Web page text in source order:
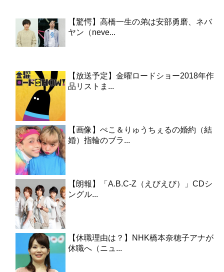
【驚愕】高橋一生の弟は安部勇磨、ネバ
ヤン（neve...
【放送予定】金曜ロードショー2018年作
品リストま...
【画像】ぺこ＆りゅうちぇるの婚約（結
婚）指輪のブラ...
【朗報】「A.B.C-Z（えびえび）」CDシ
ングル...
【休職理由は？】NHK橋本奈穂子アナが
休職へ（ニュ...